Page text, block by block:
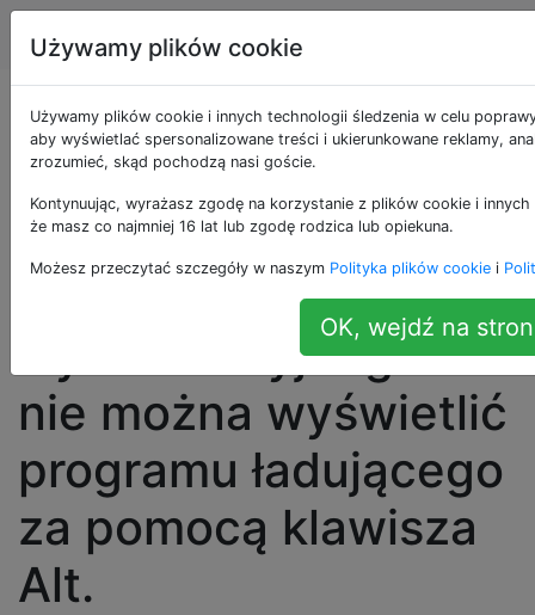
Apple Tagi
Szary ekran
natychmiast po
uruchomieniu. Nie
można przejść do
trybu awaryjnego i
nie można wyświetlić
programu ładującego
za pomocą klawisza
Alt.
Używamy plików cookie
Używamy plików cookie i innych technologii śledzenia w celu
aby wyświetlać spersonalizowane treści i ukierunkowane reklamy,
zrozumieć, skąd pochodzą nasi goście.
Kontynuując, wyrażasz zgodę na korzystanie z plików cookie i
że masz co najmniej 16 lat lub zgodę rodzica lub opiekuna.
Możesz przeczytać szczegóły w naszym Polityka plików cookie i
OK, wejdź na